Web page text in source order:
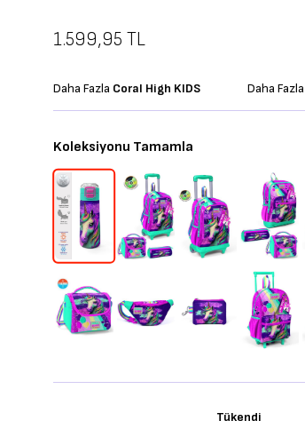
1.599,95 TL
Daha Fazla Coral High KIDS Daha Fazla
Koleksiyonu Tamamla
Tükendi